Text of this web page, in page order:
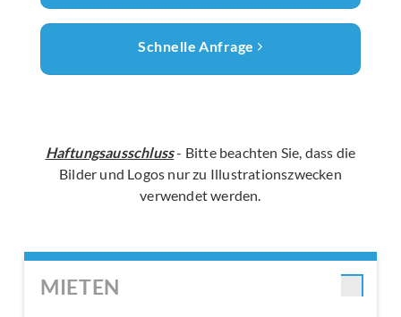
Schnelle Anfrage
Haftungsausschluss- Bitte beachten Sie, dass die
Bilder und Logos nur zu Illustrationszwecken
verwendet werden.
MIETEN